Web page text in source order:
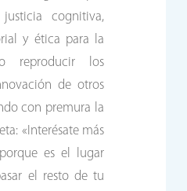
cognitiva,
y ética para la
reproducir los
de otros
con premura la
«Interésate más
es el lugar
el resto de tu